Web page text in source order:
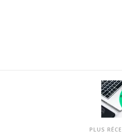
PLUS